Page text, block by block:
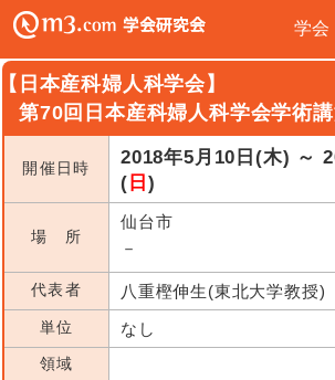
学会
日本産科婦人科学会】
第70回日本産科婦人科学会学術
開催日時
2018年5月10日(木) ～
( 日 )
場 所
仙台市
－
代表者 八重樫伸生(東北大学教授)
単位 なし
領域